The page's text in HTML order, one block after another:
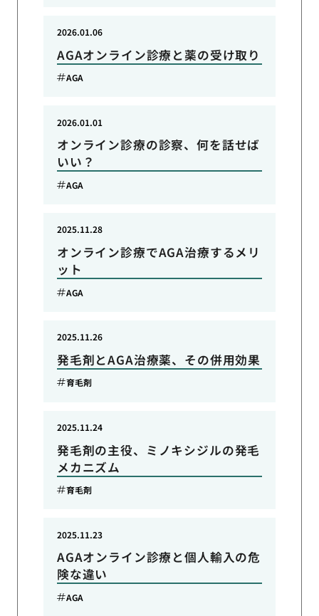
AGAオンライン診療と薬の受け取り
2026.01.06
AGA
オンライン診療の診察、何を話せば
いい？
2026.01.01
AGA
オンライン診療でAGA治療するメリ
ット
2025.11.28
AGA
発毛剤とAGA治療薬、その併用効果
2025.11.26
育毛剤
発毛剤の主役、ミノキシジルの発毛
メカニズム
2025.11.24
育毛剤
AGAオンライン診療と個人輸入の危
険な違い
2025.11.23
AGA